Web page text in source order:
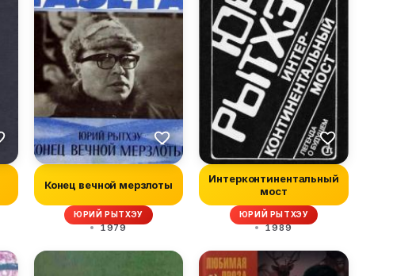
Конец вечной мерзлоты
ЮРИЙ РЫТХЭУ
1979
Интерконтинентальный
мост
ЮРИЙ РЫТХЭУ
1989